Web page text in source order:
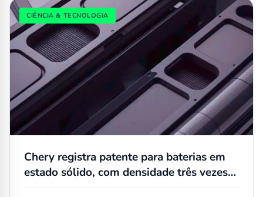
CIÊNCIA & TECNOLOGIA
Chery registra patente para baterias em
estado sólido, com densidade três vezes